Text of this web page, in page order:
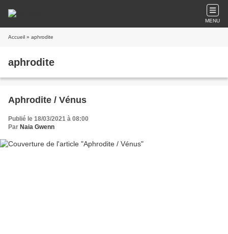
MENU
Accueil » aphrodite
aphrodite
Aphrodite / Vénus
Publié le 18/03/2021 à 08:00
Par Naia Gwenn